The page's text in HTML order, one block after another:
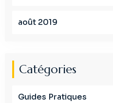
août 2019
Catégories
Guides Pratiques